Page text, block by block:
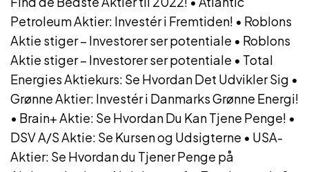
Petroleum Aktier: Investér i Fremtiden! • Roblons
Aktie stiger – Investorer ser potentiale • Roblons
Aktie stiger – Investorer ser potentiale • Total
Energies Aktiekurs: Se Hvordan Det Udvikler Sig •
Grønne Aktier: Investér i Danmarks Grønne Energi!
• Brain+ Aktie: Se Hvordan Du Kan Tjene Penge! •
DSV A/S Aktie: Se Kursen og Udsigterne • USA-
Aktier: Se Hvordan du Tjener Penge på